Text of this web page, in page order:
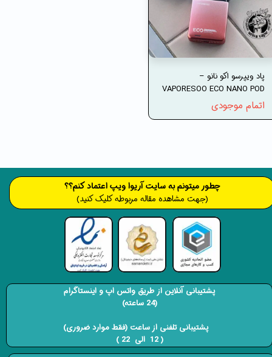
پاد ویپرسو اکو نانو –
VAPORESOO ECO NANO POD
اتمام موجودی
​​​چطور میتونم به سایت آریوا ویپ اعتماد کنم؟؟
(جهت مشاهده مقاله مربوطه کلیک کنید)
پشتیبانی آنلاین از طریق واتس اپ و اینستاگرام
(24 ساعته)
​​​​​​​ پشتیبانی تلفنی از ساعت (فقط موارد ضروری)
( 12 الی 22 ) ​​​​​​​